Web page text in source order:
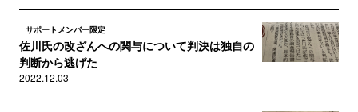
サポートメンバー限定
佐川氏の改ざんへの関与について判決は独自の
判断から逃げた
2022.12.03